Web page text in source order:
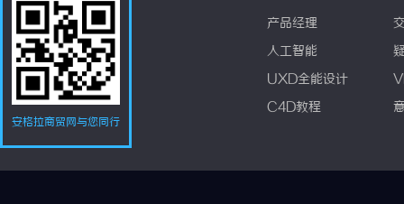
安格拉商贸网与您同行
产品经理
人工智能
UXD全能设计
C4D教程